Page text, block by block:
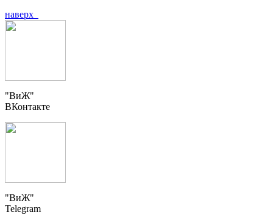
наверх
"ВиЖ"
ВКонтакте
"ВиЖ"
Telegram